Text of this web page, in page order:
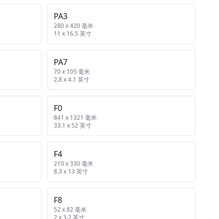
PA3
280 x 420 毫米
11 x 16.5 英寸
PA7
70 x 105 毫米
2.8 x 4.1 英寸
F0
841 x 1321 毫米
33.1 x 52 英寸
F4
210 x 330 毫米
8.3 x 13 英寸
F8
52 x 82 毫米
2 x 3.2 英寸